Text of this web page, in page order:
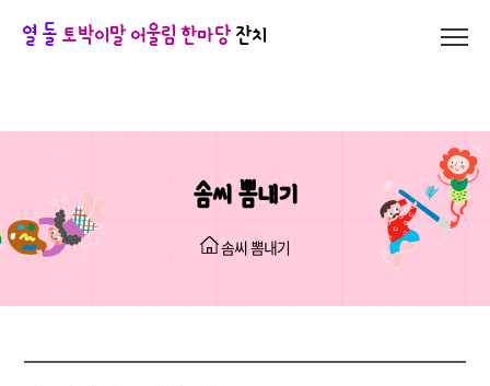
열 돌 토박이말 어울림 한마당잔치
솜씨 뽐내기
솜씨 뽐내기